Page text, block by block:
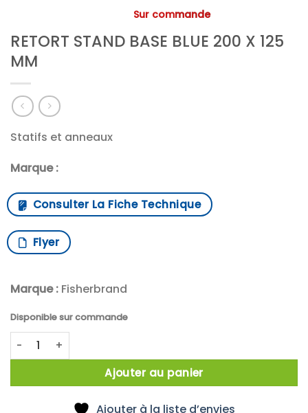
Sur commande
RETORT STAND BASE BLUE 200 X 125
MM
Statifs et anneaux
Marque :
Consulter La Fiche Technique
Flyer
Marque : Fisherbrand
Disponible sur commande
quantité de RETORT STAND BASE BLUE 200 X 125 MM
Ajouter au panier
Ajouter à la liste d’envies